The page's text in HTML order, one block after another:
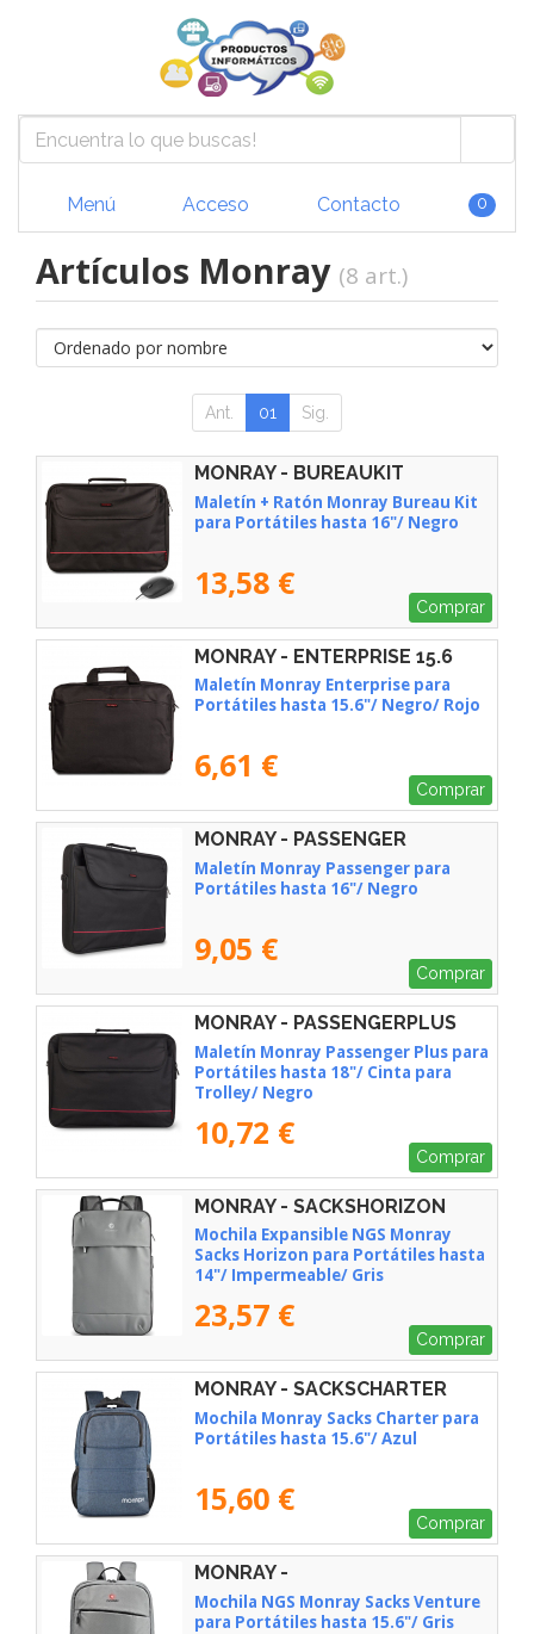
Menú Acceso Contacto 0
Artículos Monray (8 art.)
Ant. 01 Sig.
MONRAY - BUREAUKIT
Maletín + Ratón Monray Bureau Kit
para Portátiles hasta 16"/ Negro
13,58 €
Comprar
MONRAY - ENTERPRISE 15.6
Maletín Monray Enterprise para
Portátiles hasta 15.6"/ Negro/ Rojo
6,61 €
Comprar
MONRAY - PASSENGER
Maletín Monray Passenger para
Portátiles hasta 16"/ Negro
9,05 €
Comprar
MONRAY - PASSENGERPLUS
Maletín Monray Passenger Plus para
Portátiles hasta 18"/ Cinta para
Trolley/ Negro
10,72 €
Comprar
MONRAY - SACKSHORIZON
Mochila Expansible NGS Monray
Sacks Horizon para Portátiles hasta
14"/ Impermeable/ Gris
23,57 €
Comprar
MONRAY - SACKSCHARTER
Mochila Monray Sacks Charter para
Portátiles hasta 15.6"/ Azul
15,60 €
Comprar
MONRAY -
SACKSVENTUREGRAY
Mochila NGS Monray Sacks Venture
para Portátiles hasta 15.6"/ Gris